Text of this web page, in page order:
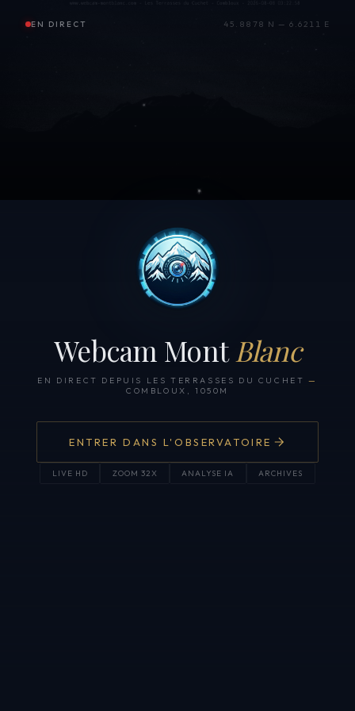
EN DIRECT 45.8878 N — 6.6211 E
Webcam Mont Blanc
EN DIRECT DEPUIS LES TERRASSES DU CUCHET —
COMBLOUX, 1050M
ENTRER DANS L'OBSERVATOIRE
LIVE HD ZOOM 32X ANALYSE IA ARCHIVES